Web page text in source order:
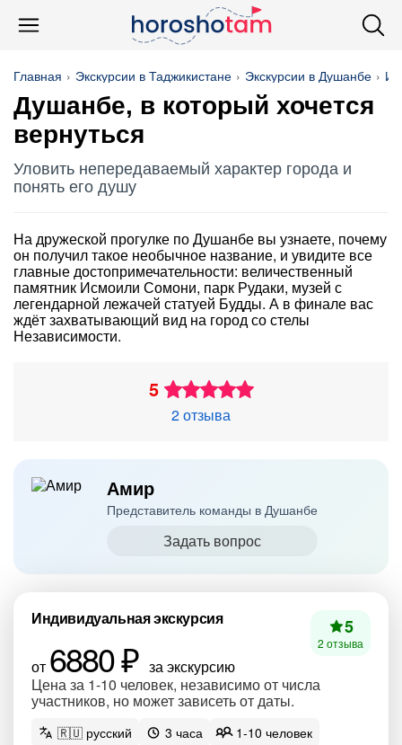
Главная Экскурсии в Таджикистане Экскурсии в Душанбе
Душанбе, в который хочется
вернуться
Уловить непередаваемый характер города и
понять его душу
На дружеской прогулке по Душанбе вы узнаете, почему
он получил такое необычное название, и увидите все
главные достопримечательности: величественный
памятник Исмоили Сомони, парк Рудаки, музей с
легендарной лежачей статуей Будды. А в финале вас
ждёт захватывающий вид на город со стелы
Независимости.
5
2 отзыва
Амир
Представитель команды в Душанбе
Задать вопрос
Индивидуальная экскурсия
от 6880 ₽ за экскурсию
Цена за 1-10 человек, независимо от числа
участников, но может зависеть от даты.
5
2 отзыва
🇷🇺 русский 3 часа
1-10 человек